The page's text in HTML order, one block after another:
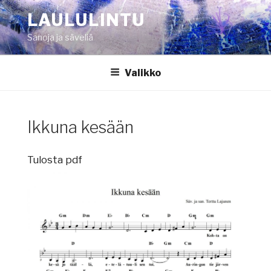
Siirry
sisältöönLAULULINTU
Sanoja ja säveliä
Valikko
Ikkuna kesään
Tulosta pdf